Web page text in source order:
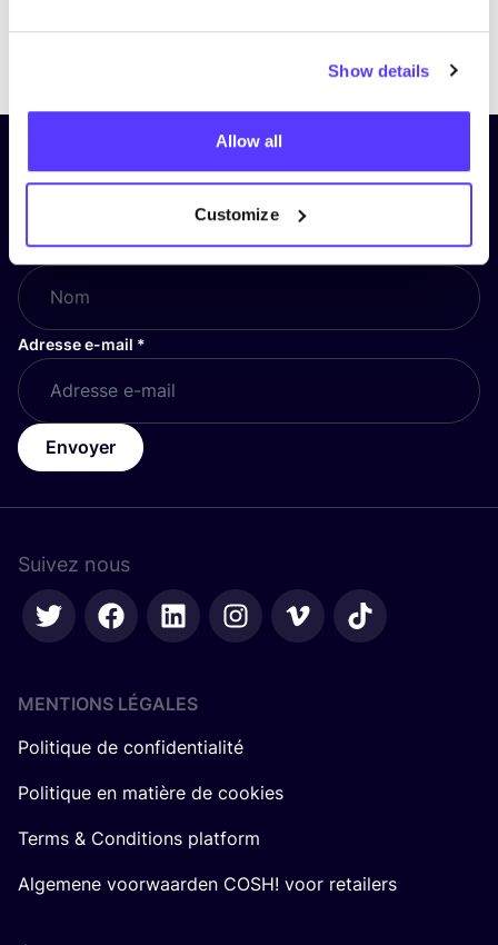
Show details
Allow all
Customize
Inscrivez-vous à notre lettre
d’information et restez informé !
Nom*
Adresse e-mail *
Envoyer
Suivez nous
MENTIONS LÉGALES
Politique de confidentialité
Politique en matière de cookies
Terms & Conditions platform
Algemene voorwaarden COSH! voor retailers